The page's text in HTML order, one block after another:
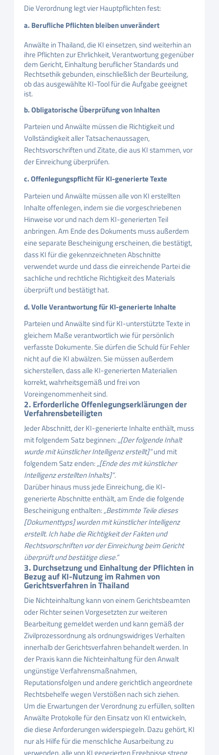
Die Verordnung legt vier Hauptpflichten fest:
a. Berufliche Pflichten bleiben unverändert
Anwälte in Thailand, die KI einsetzen, sind weiterhin an
ihre Pflichten zur Ehrlichkeit, Verantwortung gegenüber
dem Gericht, Einhaltung beruflicher Standards und
Rechtsethik gebunden, einschließlich der Beurteilung,
ob das ausgewählte KI-Tool für die Aufgabe geeignet
ist.
b. Obligatorische Überprüfung von Inhalten
Parteien und Anwälte müssen die Richtigkeit und
Vollständigkeit aller Tatsachenaussagen,
Rechtsvorschriften und Zitate, die aus KI stammen, vor
der Einreichung überprüfen.
c. Offenlegungspflicht für KI-generierte Texte
Parteien und Anwälte müssen alle von KI erstellten
Inhalte offenlegen, indem sie die vorgeschriebenen
Hinweise vor und nach dem KI-generierten Teil
anbringen. Am Ende des Dokuments muss außerdem
eine separate Bescheinigung erscheinen, die bestätigt,
dass KI für die gekennzeichneten Abschnitte
verwendet wurde und dass die einreichende Partei die
sachliche und rechtliche Richtigkeit des Materials
überprüft und bestätigt hat.
d. Volle Verantwortung für KI-generierte Inhalte
Parteien und Anwälte sind für KI-unterstützte Texte in
gleichem Maße verantwortlich wie für persönlich
verfasste Dokumente. Sie dürfen die Schuld für Fehler
nicht auf die KI abwälzen. Sie müssen außerdem
sicherstellen, dass alle KI-generierten Materialien
korrekt, wahrheitsgemäß und frei von
Voreingenommenheit sind.
2. Erforderliche Offenlegungserklärungen der
Verfahrensbeteiligten
Jeder Abschnitt, der KI-generierte Inhalte enthält, muss
mit folgendem Satz beginnen:„[Der folgende Inhalt
wurde mit künstlicher Intelligenz erstellt]”und mit
folgendem Satz enden:„[Ende des mit künstlicher
Intelligenz erstellten Inhalts]”.
Darüber hinaus muss jede Einreichung, die KI-
generierte Abschnitte enthält, am Ende die folgende
Bescheinigung enthalten:„Bestimmte Teile dieses
[Dokumenttyps] wurden mit künstlicher Intelligenz
erstellt. Ich habe die Richtigkeit der Fakten und
Rechtsvorschriften vor der Einreichung beim Gericht
überprüft und bestätige diese.”
3. Durchsetzung und Einhaltung der Pflichten in
Bezug auf KI-Nutzung im Rahmen von
Gerichtsverfahren in Thailand
Die Nichteinhaltung kann von einem Gerichtsbeamten
oder Richter seinen Vorgesetzten zur weiteren
Bearbeitung gemeldet werden und kann gemäß der
Zivilprozessordnung als ordnungswidriges Verhalten
innerhalb der Gerichtsverfahren behandelt werden. In
der Praxis kann die Nichteinhaltung für den Anwalt
ungünstige Verfahrensmaßnahmen,
Reputationsfolgen und andere gerichtlich angeordnete
Rechtsbehelfe wegen Verstößen nach sich ziehen.
Um die Erwartungen der Verordnung zu erfüllen, sollten
Anwälte Protokolle für den Einsatz von KI entwickeln,
die diese Anforderungen widerspiegeln. Dazu gehört, KI
nur als Hilfe für die menschliche Ausarbeitung zu